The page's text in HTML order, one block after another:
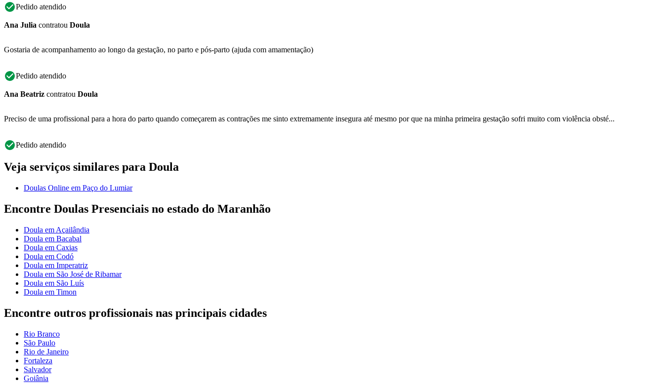
Pedido atendido
Ana Julia contratou Doula
Gostaria de acompanhamento ao longo da gestação, no parto e pós-parto (ajuda com amamentação)
Pedido atendido
Ana Beatriz contratou Doula
Preciso de uma profissional para a hora do parto quando começarem as contrações me sinto extremamente insegura até mesmo por que na minha primeira gestação sofri muito com violência obsté...
Pedido atendido
Veja serviços similares para Doula
Doulas Online em Paço do Lumiar
Encontre Doulas Presenciais no estado do Maranhão
Doula em Açailândia
Doula em Bacabal
Doula em Caxias
Doula em Codó
Doula em Imperatriz
Doula em São José de Ribamar
Doula em São Luís
Doula em Timon
Encontre outros profissionais nas principais cidades
Rio Branco
São Paulo
Rio de Janeiro
Fortaleza
Salvador
Goiânia